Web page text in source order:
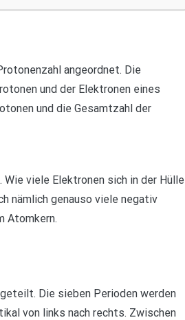
angeordnet. Die
und der Elektronen eines
und die Gesamtzahl der
viele Elektronen sich in der Hülle
nämlich genauso viele negativ
Atomkern.
Die sieben Perioden werden
von links nach rechts. Zwischen